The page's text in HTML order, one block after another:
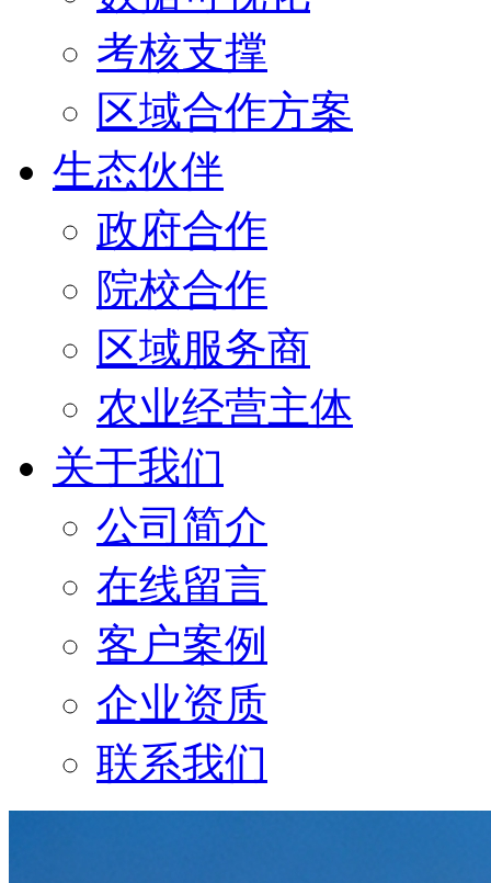
考核支撑
区域合作方案
生态伙伴
政府合作
院校合作
区域服务商
农业经营主体
关于我们
公司简介
在线留言
客户案例
企业资质
联系我们